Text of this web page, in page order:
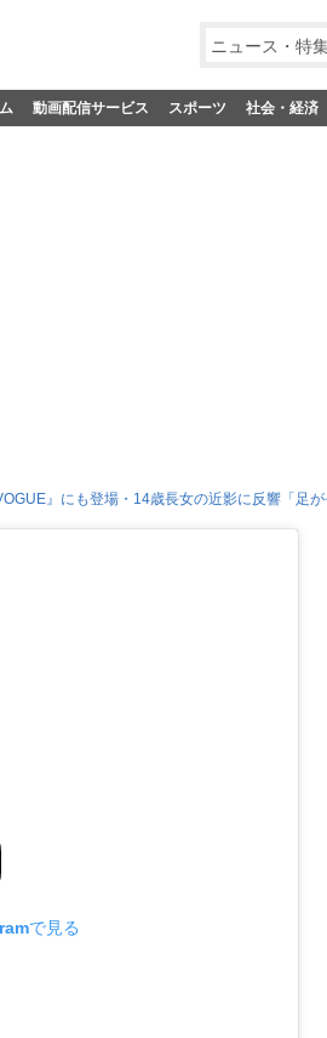
ニュース・特
動画配信サービス スポーツ 社会・経済
』にも登場・14歳長女の近影に反響「足
で見る